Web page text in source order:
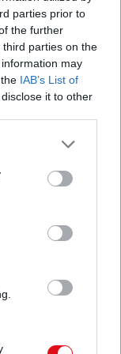
parties prior to
the further
parties on the
may
IAB’s List of
it to other
p162)
Cf. p.
de
les
et de la
Les unités
de
va de «